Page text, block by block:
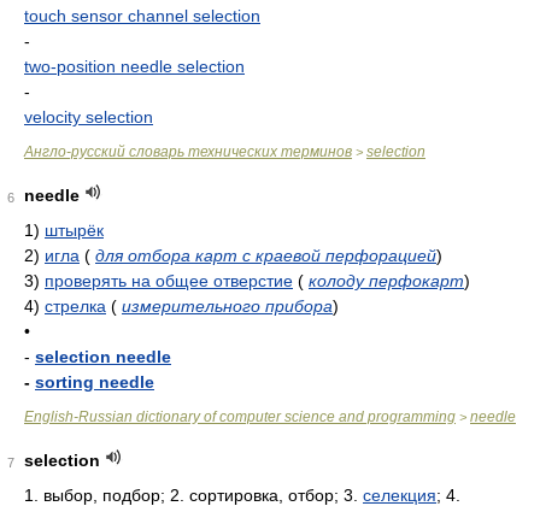
touch sensor channel selection
-
two-position needle selection
-
velocity selection
Англо-русский словарь технических терминов > selection
6
needle
1) штырёк
2) игла ( для отбора карт с краевой перфорацией)
3) проверять на общее отверстие ( колоду перфокарт)
4) стрелка ( измерительного прибора)
•
- selection needle
- sorting needle
English-Russian dictionary of computer science and programming > needle
7
selection
1. выбор, подбор; 2. сортировка, отбор; 3. селекция; 4.